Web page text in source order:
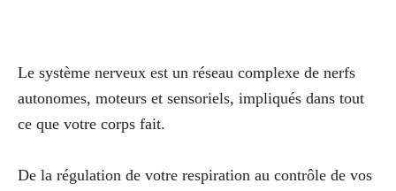
Le système nerveux est un réseau complexe de nerfs
autonomes, moteurs et sensoriels, impliqués dans tout
ce que votre corps fait.
De la régulation de votre respiration au contrôle de vos